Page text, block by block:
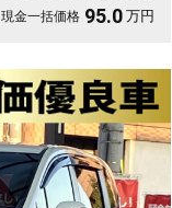
現金一括価格 95.0 万円